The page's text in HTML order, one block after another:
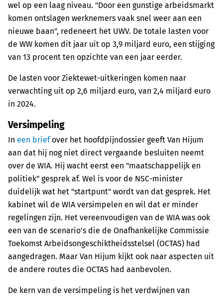
wel op een laag niveau. "Door een gunstige arbeidsmarkt
komen ontslagen werknemers vaak snel weer aan een
nieuwe baan", redeneert het UWV. De totale lasten voor
de WW komen dit jaar uit op 3,9 miljard euro, een stijging
van 13 procent ten opzichte van een jaar eerder.
De lasten voor Ziektewet-uitkeringen komen naar
verwachting uit op 2,6 miljard euro, van 2,4 miljard euro
in 2024.
Versimpeling
In een briefover het hoofdpijndossier geeft Van Hijum
aan dat hij nog niet direct vergaande besluiten neemt
over de WIA. Hij wacht eerst een "maatschappelijk en
politiek" gesprek af. Wel is voor de NSC-minister
duidelijk wat het "startpunt" wordt van dat gesprek. Het
kabinet wil de WIA versimpelen en wil dat er minder
regelingen zijn. Het vereenvoudigen van de WIA was ook
een van de scenario's die de Onafhankelijke Commissie
Toekomst Arbeidsongeschiktheidsstelsel (OCTAS) had
aangedragen. Maar Van Hijum kijkt ook naar aspecten uit
de andere routes die OCTAS had aanbevolen.
De kern van de versimpeling is het verdwijnen van